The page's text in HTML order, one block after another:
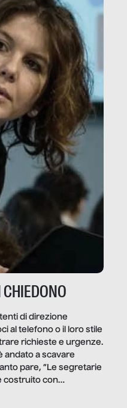
di direzione
al telefono o il loro stile
richieste e urgenze.
andato a scavare
pare, “Le segretarie
costruito con